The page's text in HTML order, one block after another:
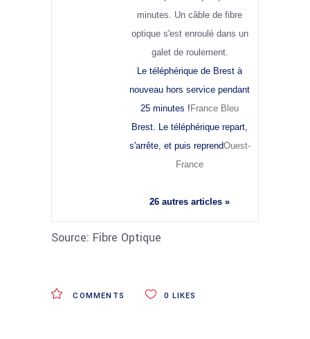
minutes. Un câble de fibre
optique s'est enroulé dans un
galet de roulement.
Le téléphérique de Brest à
nouveau hors service pendant
25 minutes ! France Bleu
Brest. Le téléphérique repart,
s'arrête, et puis reprendOuest-
France
26 autres articles »
Source: Fibre Optique
COMMENTS 0 LIKES